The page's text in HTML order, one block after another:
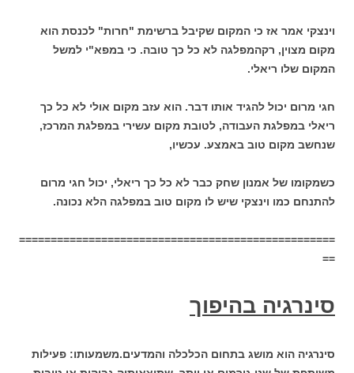
וינצקי אמר אז כי המקום שקיבל ברשימת "חרות" לכנסת הוא
מקום מצוין, רקהמפלגה לא כל כך טובה. כי במפא"י למשל
המקום שלו ריאלי.
חגי מרום יכול להגיד אותו דבר. הוא עזב מקום אולי לא כל כך
ריאלי במפלגת העבודה, לטובת מקום עשירי במפלגת המרכז,
שנחשב מקום טוב באמצע. עכשיו,
כשמקומו של אמנון שחק כבר לא כל כך ריאלי, יכול חגי מרום
להתנחם כמו וינצקי שיש לו מקום טוב במפלגה הלא נכונה.
==================================================
==
סינרגיה בהיפוך
סינרגיה הוא מושג בתחום הכלכלה והמדעים.משמעותו: פעילות